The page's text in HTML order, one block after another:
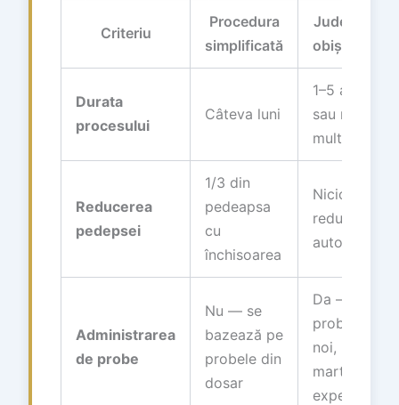
Criteriu
Procedura
simplificată
Judecata
obișnuită
Durata
procesului
Câteva luni
1–5 ani
sau mai
mult
Reducerea
pedepsei
1/3 din
pedeapsa
cu
închisoarea
Nicio
reducere
automată
Administrarea
de probe
Nu — se
bazează pe
probele din
dosar
Da —
probe
noi,
martori,
expertize